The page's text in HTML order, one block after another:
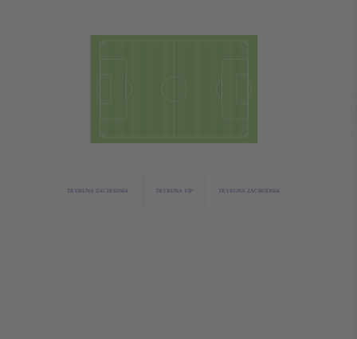
TRYBUNA ZACHODNIA TRYBUNA ZACHODNIA
TRYBUNA VIP